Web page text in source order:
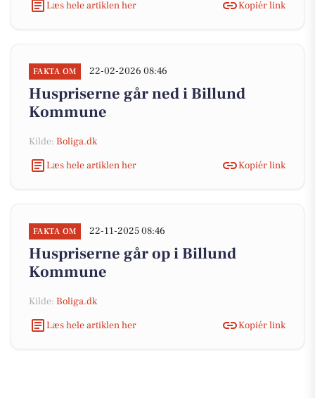
Læs hele artiklen her
Kopiér link
FAKTA OM 22-02-2026 08:46
Huspriserne går ned i Billund
Kommune
Kilde: Boliga.dk
Læs hele artiklen her
Kopiér link
FAKTA OM 22-11-2025 08:46
Huspriserne går op i Billund
Kommune
Kilde: Boliga.dk
Læs hele artiklen her
Kopiér link